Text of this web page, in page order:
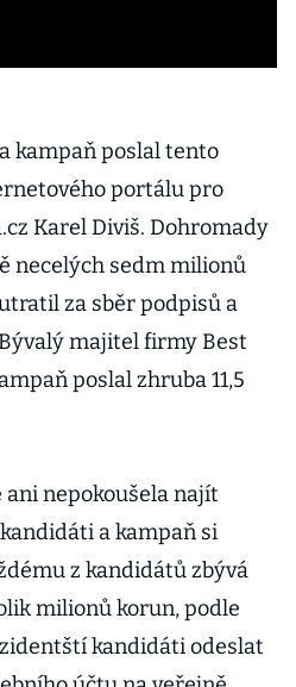
kampaň poslal tento
portálu pro
Karel Diviš. Dohromady
necelých sedm milionů
za sběr podpisů a
majitel firmy Best
poslal zhruba 11,5
nepokoušela najít
a kampaň si
z kandidátů zbývá
milionů korun, podle
kandidáti odeslat